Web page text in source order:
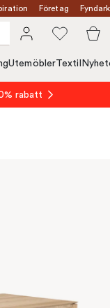
Företag
UtemöblerTextil
rabatt